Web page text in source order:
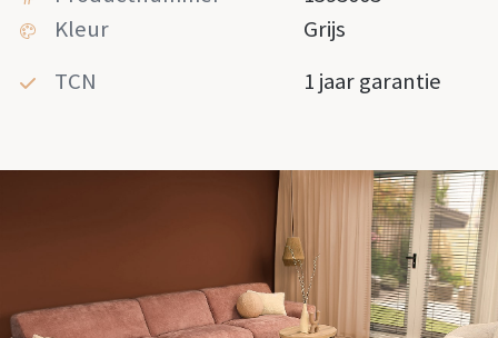
Kleur
Grijs
TCN
1 jaar garantie